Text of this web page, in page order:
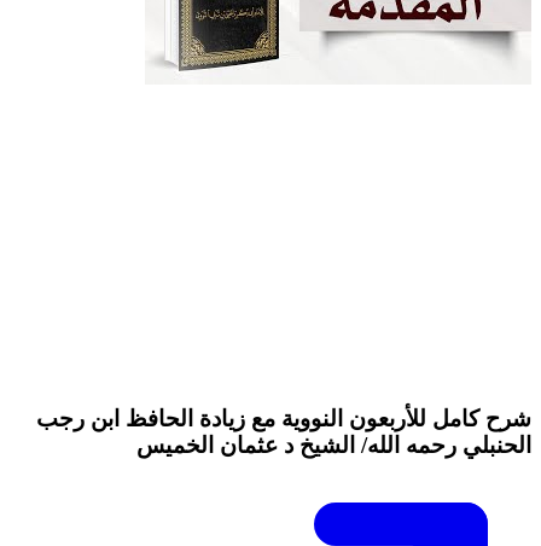
شرح كامل للأربعون النووية مع زيادة الحافظ ابن رجب
الحنبلي رحمه الله/ الشيخ د عثمان الخميس